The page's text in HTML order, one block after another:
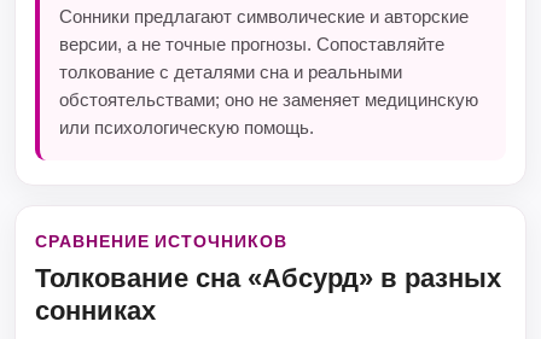
Сонники предлагают символические и авторские
версии, а не точные прогнозы. Сопоставляйте
толкование с деталями сна и реальными
обстоятельствами; оно не заменяет медицинскую
или психологическую помощь.
СРАВНЕНИЕ ИСТОЧНИКОВ
Толкование сна «Абсурд» в разных
сонниках